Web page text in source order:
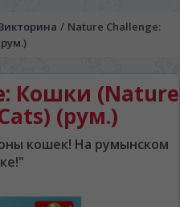
/ Nature Challenge:
Кошки (Nature
(рум.)
кошек! На румынском